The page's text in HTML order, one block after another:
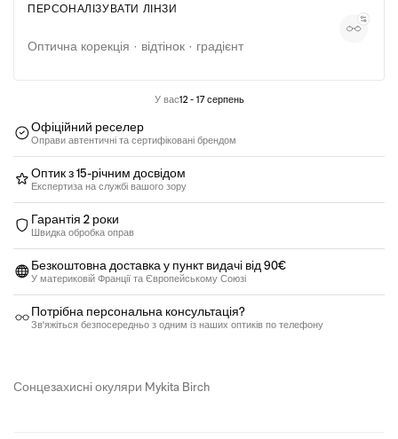
Окуляри для зору від 100€ до 350€
ПЕРСОНАЛІЗУВАТИ ЛІНЗИ
Оптична корекція · відтінок · градієнт
У вас12 - 17 серпень
Офіційний реселер
Оправи автентичні та сертифіковані брендом
Оптик з 15-річним досвідом
Експертиза на службі вашого зору
Гарантія 2 роки
Швидка обробка оправ
Безкоштовна доставка у пункт видачі від 90€
У материковій Франції та Європейському Союзі
Потрібна персональна консультація?
Зв'яжіться безпосередньо з одним із наших оптиків по телефону
Сонцезахисні окуляри Mykita Birch